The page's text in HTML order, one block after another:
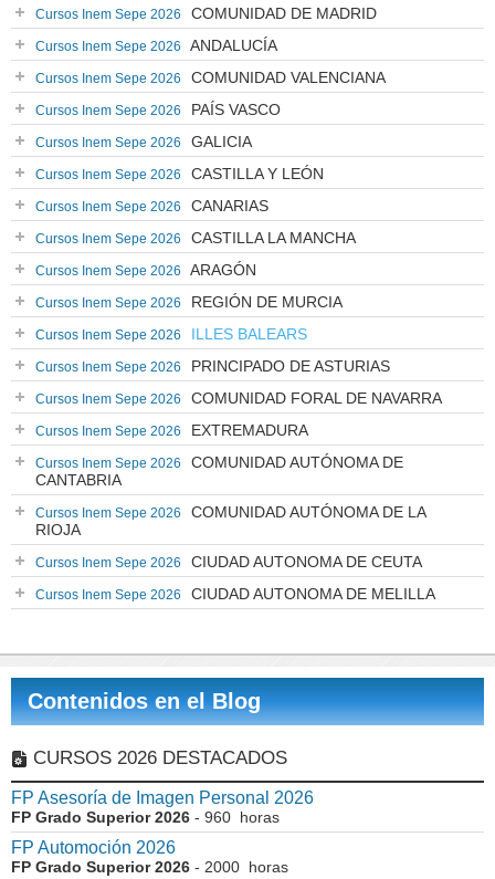
Cursos Inem Sepe 2026 COMUNIDAD DE MADRID
Cursos Inem Sepe 2026 ANDALUCÍA
Cursos Inem Sepe 2026 COMUNIDAD VALENCIANA
Cursos Inem Sepe 2026 PAÍS VASCO
Cursos Inem Sepe 2026 GALICIA
Cursos Inem Sepe 2026 CASTILLA Y LEÓN
Cursos Inem Sepe 2026 CANARIAS
Cursos Inem Sepe 2026 CASTILLA LA MANCHA
Cursos Inem Sepe 2026 ARAGÓN
Cursos Inem Sepe 2026 REGIÓN DE MURCIA
Cursos Inem Sepe 2026 ILLES BALEARS
Cursos Inem Sepe 2026 PRINCIPADO DE ASTURIAS
Cursos Inem Sepe 2026 COMUNIDAD FORAL DE NAVARRA
Cursos Inem Sepe 2026 EXTREMADURA
Cursos Inem Sepe 2026
COMUNIDAD AUTÓNOMA DE
CANTABRIA
Cursos Inem Sepe 2026
COMUNIDAD AUTÓNOMA DE LA
RIOJA
Cursos Inem Sepe 2026 CIUDAD AUTONOMA DE CEUTA
Cursos Inem Sepe 2026 CIUDAD AUTONOMA DE MELILLA
Contenidos en el Blog
CURSOS 2026 DESTACADOS
FP Asesoría de Imagen Personal 2026
FP Grado Superior 2026 - 960 horas
FP Automoción 2026
FP Grado Superior 2026 - 2000 horas